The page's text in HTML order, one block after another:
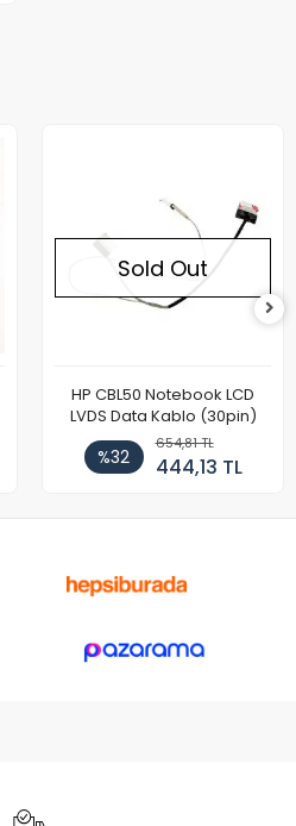
Sold Out
HP CBL50 Notebook LCD
LVDS Data Kablo (30pin)
%32
654,81 TL
444,13 TL